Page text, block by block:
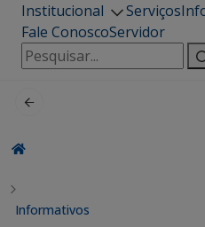
Institucional Serviços
Fale ConoscoServidor
Pesquisar
por:
Informativos